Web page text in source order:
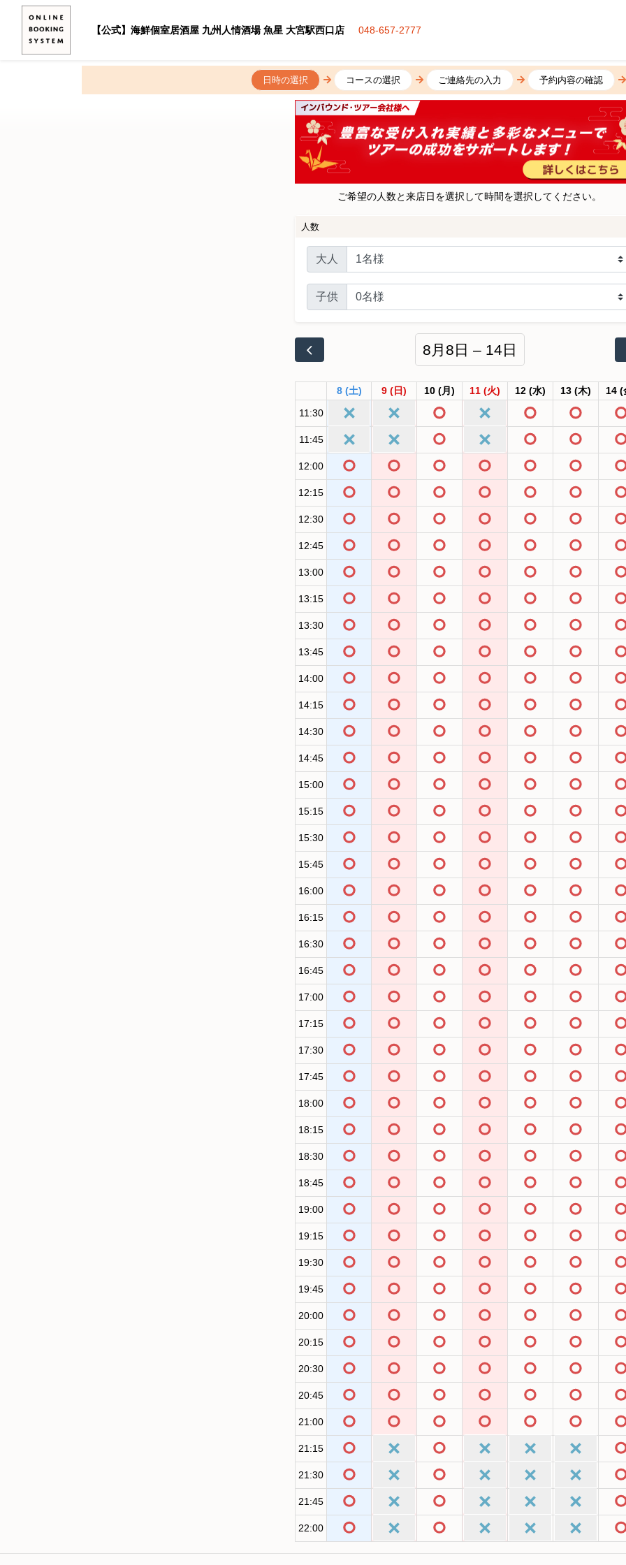
【公式】海鮮個室居酒屋 九州人情酒場 魚星 大宮駅西口店 048-657-2777
日時の選択 コースの選択 ご連絡先の入力 予約内容の確認
ご希望の人数と来店日を選択して時間を選択してください。
人数
大人
子供
8月8日 – 14日
8 (土) 9 (日) 10 (月) 11 (火) 12 (水) 13 (木) 14 (
11:30
11:45
12:00
12:15
12:30
12:45
13:00
13:15
13:30
13:45
14:00
14:15
14:30
14:45
15:00
15:15
15:30
15:45
16:00
16:15
16:30
16:45
17:00
17:15
17:30
17:45
18:00
18:15
18:30
18:45
19:00
19:15
19:30
19:45
20:00
20:15
20:30
20:45
21:00
21:15
21:30
21:45
22:00